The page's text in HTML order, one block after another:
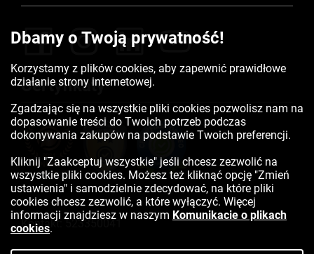
Certyfikaty
Kontakt:523350041
Dbamy o Twoją prywatność!
Korzystamy z plików cookies, aby zapewnić prawidłowe
działanie strony internetowej.
Zgadzając się na wszystkie pliki cookies pozwolisz nam na
dopasowanie treści do Twoich potrzeb podczas
dokonywania zakupów na podstawie Twoich preferencji.
Kliknij "Zaakceptuj wszystkie" jeśli chcesz zezwolić na
wszystkie pliki cookies. Możesz też kliknąć opcję "Zmień
ustawienia" i samodzielnie zdecydować, na które pliki
cookies chcesz zezwolić, a które wyłączyć. Więcej
informacji znajdziesz w naszym Komunikacie o plikach
cookies.